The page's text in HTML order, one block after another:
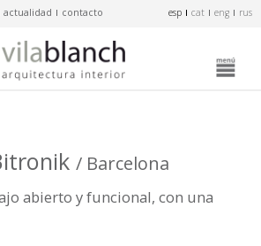
actualidad contacto esp cat eng rus
/ Barcelona
abierto y funcional, con una